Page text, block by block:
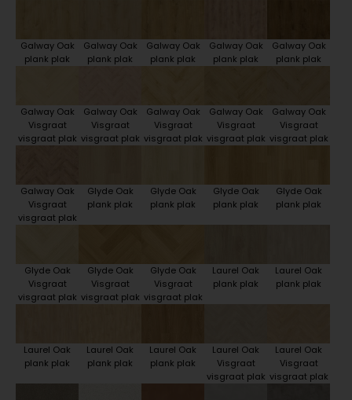
Galway Oak
plank plak
Galway Oak
plank plak
Galway Oak
plank plak
Galway Oak
plank plak
Galway Oak
plank plak
Galway Oak
Visgraat
visgraat plak
Galway Oak
Visgraat
visgraat plak
Galway Oak
Visgraat
visgraat plak
Galway Oak
Visgraat
visgraat plak
Galway Oak
Visgraat
visgraat plak
Galway Oak
Visgraat
visgraat plak
Glyde Oak
plank plak
Glyde Oak
plank plak
Glyde Oak
plank plak
Glyde Oak
plank plak
Glyde Oak
Visgraat
visgraat plak
Glyde Oak
Visgraat
visgraat plak
Glyde Oak
Visgraat
visgraat plak
Laurel Oak
plank plak
Laurel Oak
plank plak
Laurel Oak
plank plak
Laurel Oak
plank plak
Laurel Oak
plank plak
Laurel Oak
Visgraat
visgraat plak
Laurel Oak
Visgraat
visgraat plak